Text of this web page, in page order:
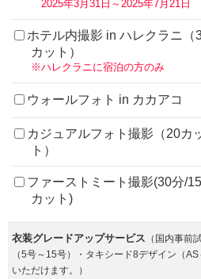
2025年3月31日～2025年7月21日
ホテル内撮影 in ハレクラニ（
カット）
※ハレクラニに宿泊の方のみ
ウォールフォト in カカアコ
カジュアルフォト撮影（20カ
ト）
ファーストミート撮影(30分/15
カット)
衣装グレードアップサービス （国内事前
（5号～15号）・タキシード8デザイン（
いただけます。）